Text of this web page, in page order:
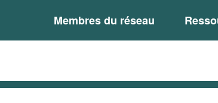
Membres du réseau